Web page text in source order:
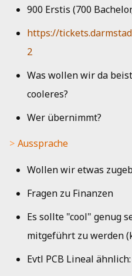
900 Erstis (700
https://
2
Was wollen wir da
cooleres?
Wer übernimmt?
Aussprache
Wollen wir etwas
Fragen zu Finanzen
Es sollte "cool" genug
mitgeführt zu werden
Evtl PCB Lineal ähnlich: